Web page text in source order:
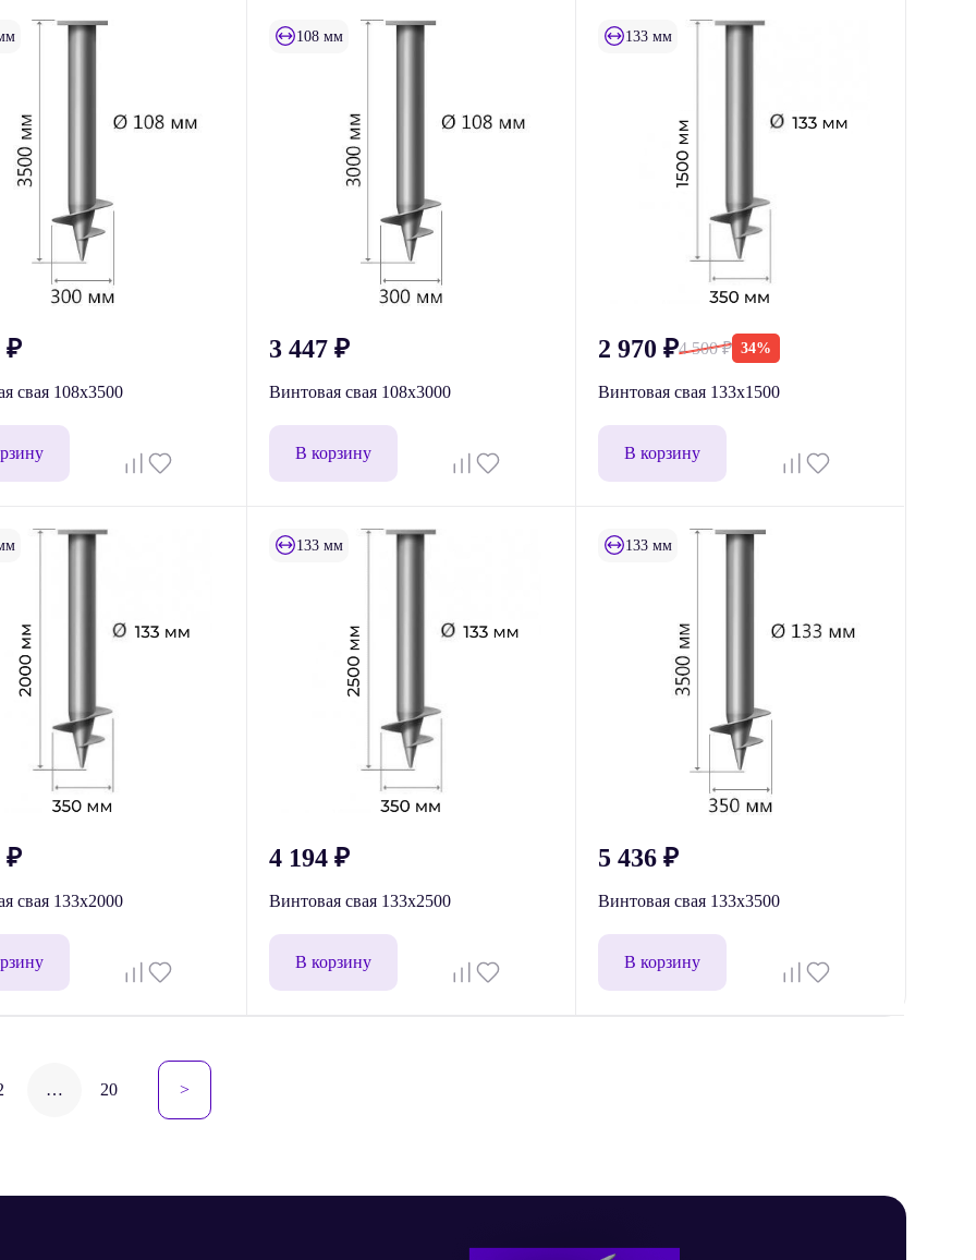
₽
свая 108x3500
108 мм
3 447₽
Винтовая свая 108х3000
В корзину
133 мм
34%
4 500₽
2 970 ₽
Винтовая свая 133x1500
В корзину
₽
свая 133x2000
133 мм
4 194₽
Винтовая свая 133x2500
В корзину
133 мм
5 436 ₽
Винтовая свая 133x3500
В корзину
… 20 >